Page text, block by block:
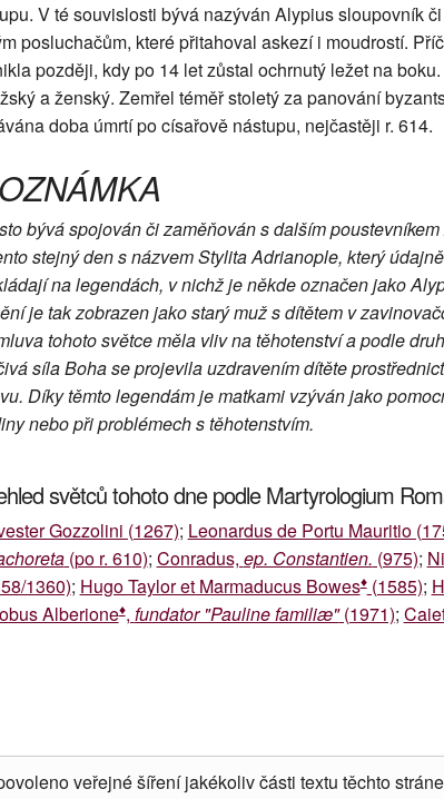
V té souvislosti bývá nazýván Alypius sloupovník
posluchačům, které přitahoval askezí i moudrostí.
později, kdy po 14 let zůstal ochrnutý ležet na
a ženský. Zemřel téměř stoletý za panování
doba úmrtí po císařově nástupu, nejčastěji r. 614.
bývá spojován či zaměňován s dalším
stejný den s názvem Stylita Adrianople, který
na legendách, v nichž je někde označen jako
je tak zobrazen jako starý muž s dítětem v
tohoto světce měla vliv na těhotenství a podle
síla Boha se projevila uzdravením dítěte
Díky těmto legendám je matkami vzýván jako
nebo při problémech s těhotenstvím.
světců tohoto dne podle Martyrologium
Gozzolini (1267); Leonardus de Portu Mauritio
(po r. 610); Conradus, ep. Constantien. (975);
1360); Hugo Taylor et Marmaducus Bowes♦(1585);
Alberione♦, fundator "Pauline familiæ"(1971);
veřejné šíření jakékoliv části textu těchto